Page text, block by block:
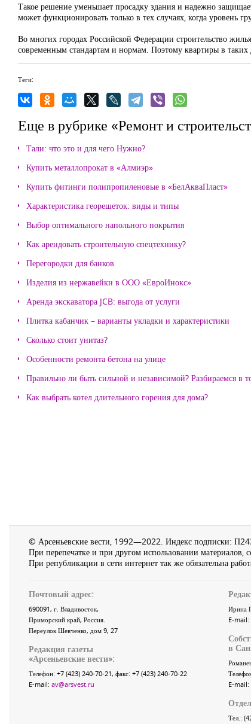
Такое решение уменьшает просадку здания и надежно
может функционировать только в тех случаях, когда уровень
Во многих городах Российской Федерации строительство
современным стандартам и нормам. Поэтому квартиры в
Теги:
Еще в рубрике «Ремонт и
Тали: что это и для чего Нужно?
Купить металлопрокат в «Алмиэр»
Купить фитинги полипропиленовые в «БелАкваПласт»
Характеристика георешеток: виды и типы
Выбор оптимального напольного покрытия
Как арендовать строительную спецтехнику?
Перегородки для банков
Изделия из нержавейки в ООО «ЕвроИнокс»
Аренда экскаватора JCB: выгода от услуги
Плитка кабанчик – варианты укладки и характеристики
Сколько стоит унитаз?
Особенности ремонта бетона на улице
Правильно ли быть сильной и независимой? Разбираемся в
Как выбрать котел длительного горения для дома?
© Арсеньевские вести, 1992—2022. Индекс подписки:
При перепечатке и при другом использовании материалов,
При републикации в сети интернет так же обязательна
Почтовый адрес:
690091, г. Владивосток,
Приморский край, Россия.
Переулок Шевченко, дом 9, 27
Редакция газеты
«Арсеньевские вести»:
Телефон: +7 (423) 240-70-21, факс: +7 (423) 240-70-22
E-mail: av@arsvest.ru
Ирина
E-mail:
в
E-mail:
Тел.: